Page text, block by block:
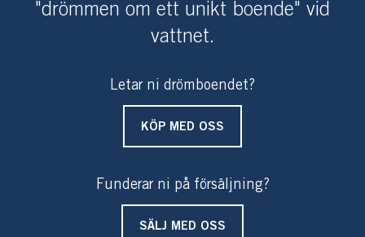
"drömmen om ett unikt boende" vid
vattnet.
Letar ni drömboendet?
KÖP MED OSS
Funderar ni på försäljning?
SÄLJ MED OSS